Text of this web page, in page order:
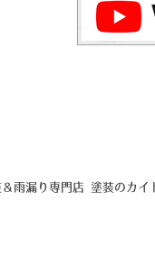
雨漏り専門店 塗装のカ